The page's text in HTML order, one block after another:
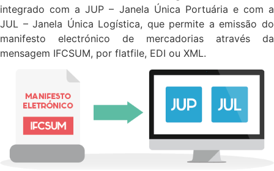
integrado com a JUP – Janela Única Portuária e com a
JUL – Janela Única Logística, que permite a emissão do
manifesto electrónico de mercadorias através da
mensagem IFCSUM, por flatfile, EDI ou XML.